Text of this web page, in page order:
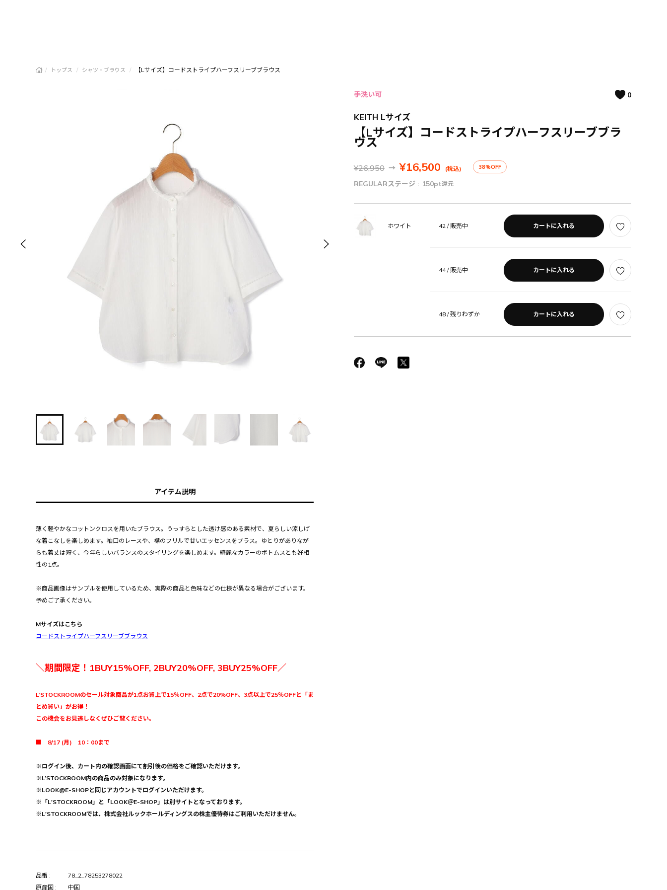
/ トップス / シャツ・ブラウス / 【Lサイズ】コードストライプハーフスリーブブラウス
アイテム説明
薄く軽やかなコットンクロスを用いたブラウス。うっすらとした透け感のある素材で、夏らしい涼しげ
な着こなしを楽しめます。袖口のレースや、襟のフリルで甘いエッセンスをプラス。ゆとりがありなが
らも着丈は短く、今年らしいバランスのスタイリングを楽しめます。綺麗なカラーのボトムスとも好相
性の1点。
※商品画像はサンプルを使用しているため、実際の商品と色味などの仕様が異なる場合がございます。
予めご了承ください。
Mサイズはこちら
コードストライプハーフスリーブブラウス
＼期間限定！1BUY15%OFF, 2BUY20%OFF, 3BUY25%OFF／
L’STOCKROOMのセール対象商品が1点お買上で15％OFF、2点で20%OFF、3点以上で25％OFFと「ま
とめ買い」がお得！
この機会をお見逃しなくぜひご覧ください。
■ 8/17 (月) 10：00まで
※ログイン後、カート内の確認画面にて割引後の価格をご確認いただけます。
※L’STOCKROOM内の商品のみ対象になります。
※LOOK@E-SHOPと同じアカウントでログインいただけます。
※「L'STOCKROOM」と「LOOK＠E-SHOP」は別サイトとなっております。
※L'STOCKROOMでは、株式会社ルックホールディングスの株主優待券はご利用いただけません。
品番 :
78_2_78253278022
原産国 :
中国
手洗い可 0
KEITH Lサイズ
【Lサイズ】コードストライプハーフスリーブブラ
ウス
¥26,950 → ¥16,500 (税込) 38%OFF
REGULARステージ : 150pt還元
ホワイト 42 / 販売中 カートに入れる
44 / 販売中 カートに入れる
48 /残りわずか カートに入れる